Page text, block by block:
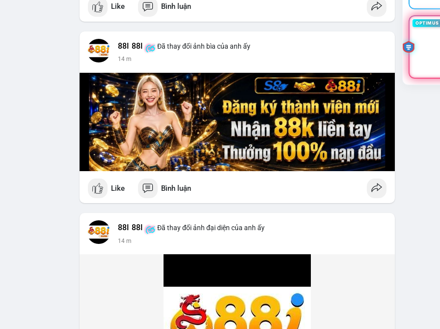
Like Bình luận
88I 88I Đã thay đổi ảnh bìa của anh ấy
14 m
Like Bình luận
88I 88I Đã thay đổi ảnh đại diện của anh ấy
14 m
OPTIMUS